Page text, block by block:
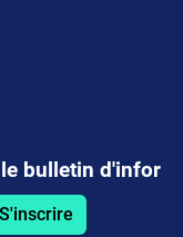
bulletin d'infor
S'inscrire